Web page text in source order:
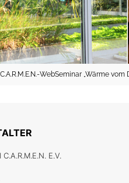
C.A.R.M.E.N.-WebSeminar „Wärme
C.A.R.M.E.N. E.V.